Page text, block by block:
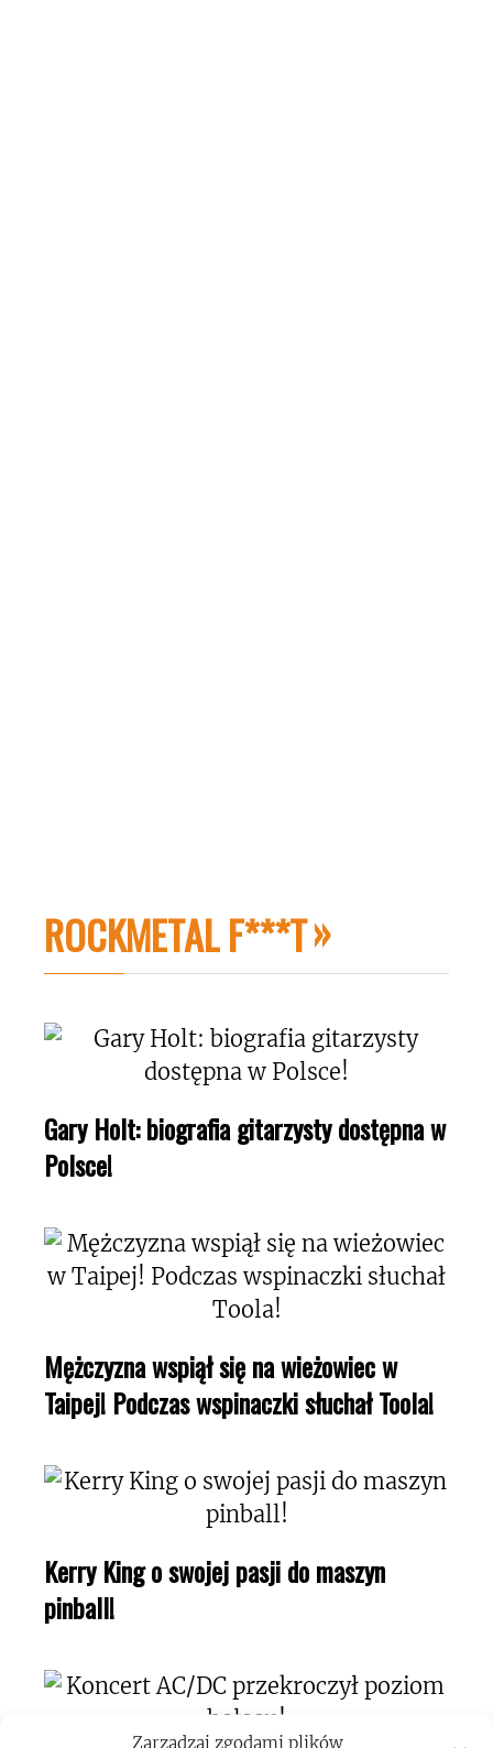
Zarządzaj zgodami plików
ROCKMETAL F***T
Gary Holt: biografia gitarzysty dostępna w
Polsce!
Mężczyzna wspiął się na wieżowiec w
Taipej! Podczas wspinaczki słuchał Toola!
Kerry King o swojej pasji do maszyn
pinball!